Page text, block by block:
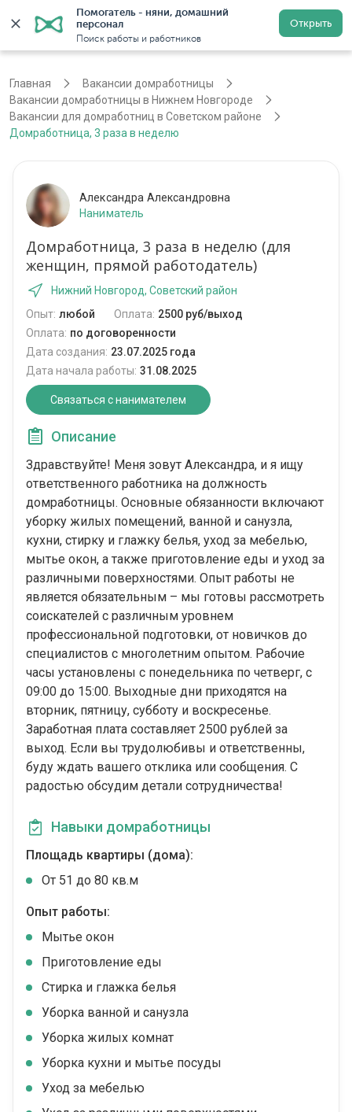
Помогатель - няни, домашний
персонал
Поиск работы и работников
Открыть
Нижний Новгород Регистрация
Главная
Вакансии домработницы
Вакансии домработницы в Нижнем Новгороде
Вакансии для домработниц в Советском районе
Домработница, 3 раза в неделю
Александра Александровна
Наниматель
Домработница, 3 раза в неделю (для
женщин, прямой работодатель)
Нижний Новгород, Советский район
Опыт: любой Оплата: 2500 руб/выход
Оплата: по договоренности
Дата создания: 23.07.2025 года
Дата начала работы: 31.08.2025
Связаться с нанимателем
Описание
Здравствуйте! Меня зовут Александра, и я ищу
ответственного работника на должность
домработницы. Основные обязанности включают
уборку жилых помещений, ванной и санузла,
кухни, стирку и глажку белья, уход за мебелью,
мытье окон, а также приготовление еды и уход за
различными поверхностями. Опыт работы не
является обязательным – мы готовы рассмотреть
соискателей с различным уровнем
профессиональной подготовки, от новичков до
специалистов с многолетним опытом. Рабочие
часы установлены с понедельника по четверг, с
09:00 до 15:00. Выходные дни приходятся на
вторник, пятницу, субботу и воскресенье.
Заработная плата составляет 2500 рублей за
выход. Если вы трудолюбивы и ответственны,
буду ждать вашего отклика или сообщения. С
радостью обсудим детали сотрудничества!
Навыки домработницы
Площадь квартиры (дома):
От 51 до 80 кв.м
Опыт работы:
Мытье окон
Приготовление еды
Стирка и глажка белья
Уборка ванной и санузла
Уборка жилых комнат
Уборка кухни и мытье посуды
Уход за мебелью